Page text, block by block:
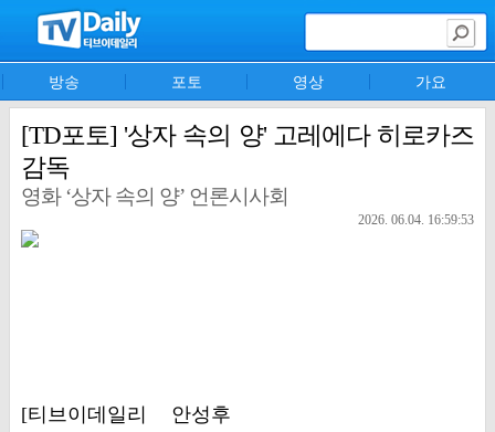
방송 포토 영상 가요
[TD포토] '상자 속의 양' 고레에다 히로카즈
감독
영화 ‘상자 속의 양’ 언론시사회
2026. 06.04. 16:59:53
[티브이데일리 안성후